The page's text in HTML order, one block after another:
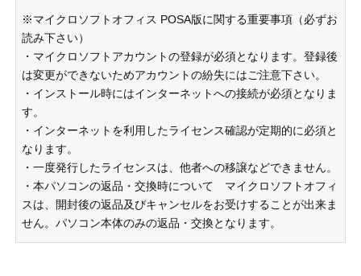
※マイクロソフトオフィス POSA版に関する重要事項（必ずお
読み下さい）
・マイクロソフトアカウントの登録が必須となります。登録後
は変更ができないためアカウントの紛失にはご注意下さい。
・インストール時にはインターネットへの接続が必須となりま
す。
・インターネットを利用したライセンス確認が定期的に必須と
なります。
・一度発行したライセンスは、他者への移譲などできません。
・本パソコンの返品・交換時について マイクロソフトオフィ
スは、開封後の返品及びキャンセルをお受けすることが出来ま
せん。パソコン本体のみの返品・交換となります。